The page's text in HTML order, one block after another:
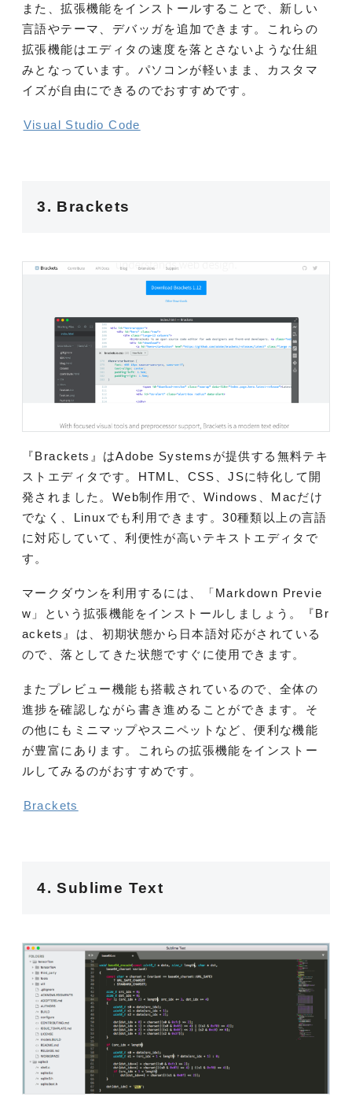
また、拡張機能をインストールすることで、新しい
言語やテーマ、デバッガを追加できます。これらの
拡張機能はエディタの速度を落とさないような仕組
みとなっています。パソコンが軽いまま、カスタマ
イズが自由にできるのでおすすめです。
Visual Studio Code
3. Brackets
『Brackets』はAdobe Systemsが提供する無料テキ
ストエディタです。HTML、CSS、JSに特化して開
発されました。Web制作用で、Windows、Macだけ
でなく、Linuxでも利用できます。30種類以上の言語
に対応していて、利便性が高いテキストエディタで
す。
マークダウンを利用するには、「Markdown Previe
w」という拡張機能をインストールしましょう。『Br
ackets』は、初期状態から日本語対応がされている
ので、落としてきた状態ですぐに使用できます。
またプレビュー機能も搭載されているので、全体の
進捗を確認しながら書き進めることができます。そ
の他にもミニマップやスニペットなど、便利な機能
が豊富にあります。これらの拡張機能をインストー
ルしてみるのがおすすめです。
Brackets
4. Sublime Text